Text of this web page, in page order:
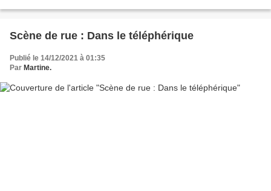
Scène de rue : Dans le téléphérique
Publié le 14/12/2021 à 01:35
Par Martine.